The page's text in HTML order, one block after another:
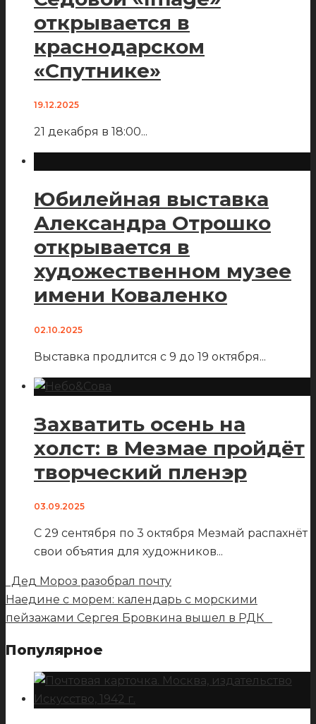
открывается в
краснодарском
«Спутнике»
19.12.2025
21 декабря в 18:00...
Юбилейная выставка
Александра Отрошко
открывается в
художественном музее
имени Коваленко
02.10.2025
Выставка продлится с 9 до 19 октября...
Захватить осень на
холст: в Мезмае пройдёт
творческий пленэр
03.09.2025
С 29 сентября по 3 октября Мезмай распахнёт
свои объятия для художников...
Дед Мороз разобрал почту
Наедине с морем: календарь с морскими
пейзажами Сергея Бровкина вышел в РДК
Популярное